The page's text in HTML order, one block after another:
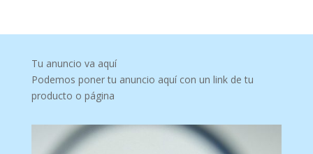
Tu anuncio va aquí
Podemos poner tu anuncio aquí con un link de tu
producto o página